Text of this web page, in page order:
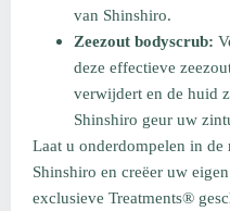
van Shinshiro.
Zeezout bodyscrub:
deze effectieve
verwijdert en de huid
Shinshiro geur uw
Laat u onderdompelen in de
Shinshiro en creëer uw
exclusieve Treatments®